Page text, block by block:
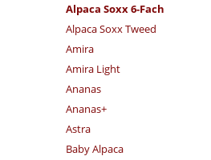
Alpaca Soxx 6-Fach
Alpaca Soxx Tweed
Amira
Amira Light
Ananas
Ananas+
Astra
Baby Alpaca